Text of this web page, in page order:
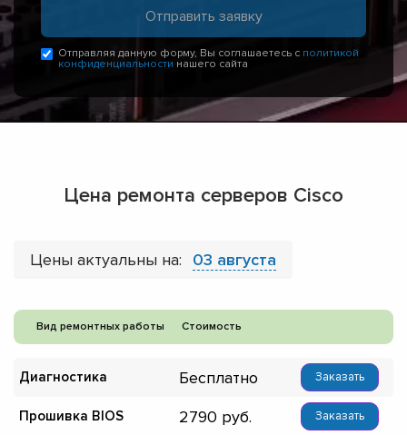
Отправляя данную форму, Вы соглашаетесь с политикой
конфиденциальности нашего сайта
Цена ремонта серверов Cisco
Цены актуальны на: 03 августа
Вид ремонтных работы Стоимость
Диагностика Бесплатно Заказать
Прошивка BIOS 2790 Заказать